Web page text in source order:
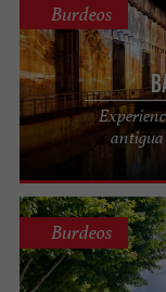
antigua
Burdeos
Burdeos